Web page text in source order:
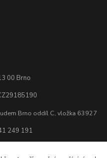
00 Brno
Brno oddíl C, vložka 63927
249 191